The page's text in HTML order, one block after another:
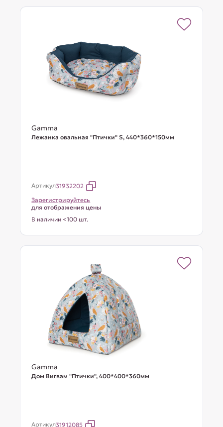
Gamma
Лежанка овальная "Птички" S, 440*360*150мм
Артикул31932202
Зарегистрируйтесь
для отображения цены
В наличии <100 шт.
Gamma
Дом Вигвам "Птички", 400*400*360мм
Артикул31912085